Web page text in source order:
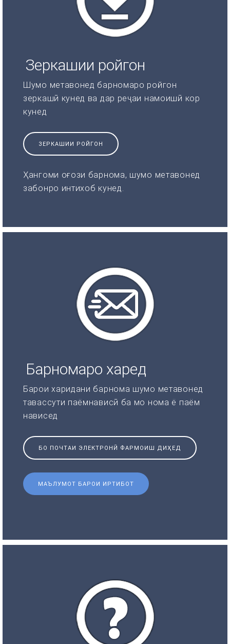
Зеркашии ройгон
Шумо метавонед барномаро ройгон
зеркашӣ кунед ва дар реҷаи намоишӣ кор
кунед
ЗЕРКАШИИ РОЙГОН
Ҳангоми оғози барнома, шумо метавонед
забонро интихоб кунед.
Барномаро харед
Барои харидани барнома шумо метавонед
тавассути паёмнависӣ ба мо нома ё паём
нависед
БО ПОЧТАИ ЭЛЕКТРОНӢ ФАРМОИШ ДИҲЕД
МАЪЛУМОТ БАРОИ ИРТИБОТ